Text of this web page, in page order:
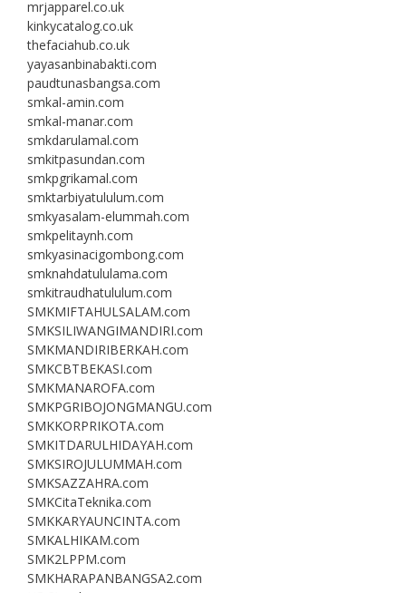
mrjapparel.co.uk
kinkycatalog.co.uk
thefaciahub.co.uk
yayasanbinabakti.com
paudtunasbangsa.com
smkal-amin.com
smkal-manar.com
smkdarulamal.com
smkitpasundan.com
smkpgrikamal.com
smktarbiyatululum.com
smkyasalam-elummah.com
smkpelitaynh.com
smkyasinacigombong.com
smknahdatululama.com
smkitraudhatululum.com
SMKMIFTAHULSALAM.com
SMKSILIWANGIMANDIRI.com
SMKMANDIRIBERKAH.com
SMKCBTBEKASI.com
SMKMANAROFA.com
SMKPGRIBOJONGMANGU.com
SMKKORPRIKOTA.com
SMKITDARULHIDAYAH.com
SMKSIROJULUMMAH.com
SMKSAZZAHRA.com
SMKCitaTeknika.com
SMKKARYAUNCINTA.com
SMKALHIKAM.com
SMK2LPPM.com
SMKHARAPANBANGSA2.com